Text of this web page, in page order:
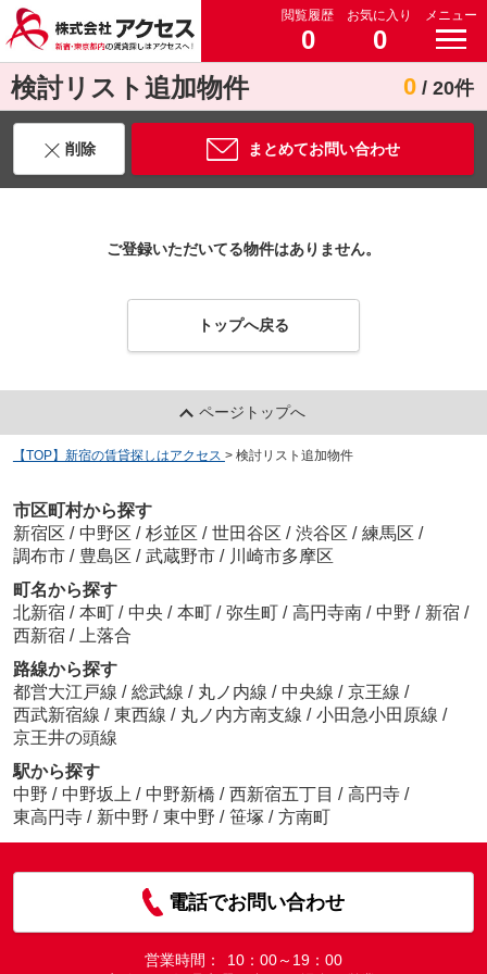
閲覧履歴
0
お気に入り
0
メニュー
検討リスト追加物件 0 / 20件
削除 まとめてお問い合わせ
ご登録いただいてる物件はありません。
トップへ戻る
ページトップへ
【TOP】新宿の賃貸探しはアクセス > 検討リスト追加物件
市区町村から探す
新宿区 / 中野区 / 杉並区 / 世田谷区 / 渋谷区 / 練馬区 /
調布市 / 豊島区 / 武蔵野市 / 川崎市多摩区
町名から探す
北新宿 / 本町 / 中央 / 本町 / 弥生町 / 高円寺南 / 中野 / 新宿 /
西新宿 /
上落合
路線から探す
都営大江戸線 / 総武線 / 丸ノ内線 / 中央線 / 京王線 /
西武新宿線 / 東西線 / 丸ノ内方南支線 / 小田急小田原線 /
京王井の頭線
駅から探す
中野 / 中野坂上 / 中野新橋 / 西新宿五丁目 / 高円寺 /
東高円寺 / 新中野 / 東中野 / 笹塚 / 方南町
電話でお問い合わせ
営業時間：
10：00～19：00